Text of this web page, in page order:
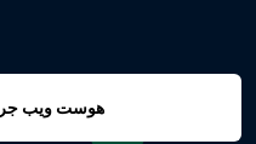
هوست ويب